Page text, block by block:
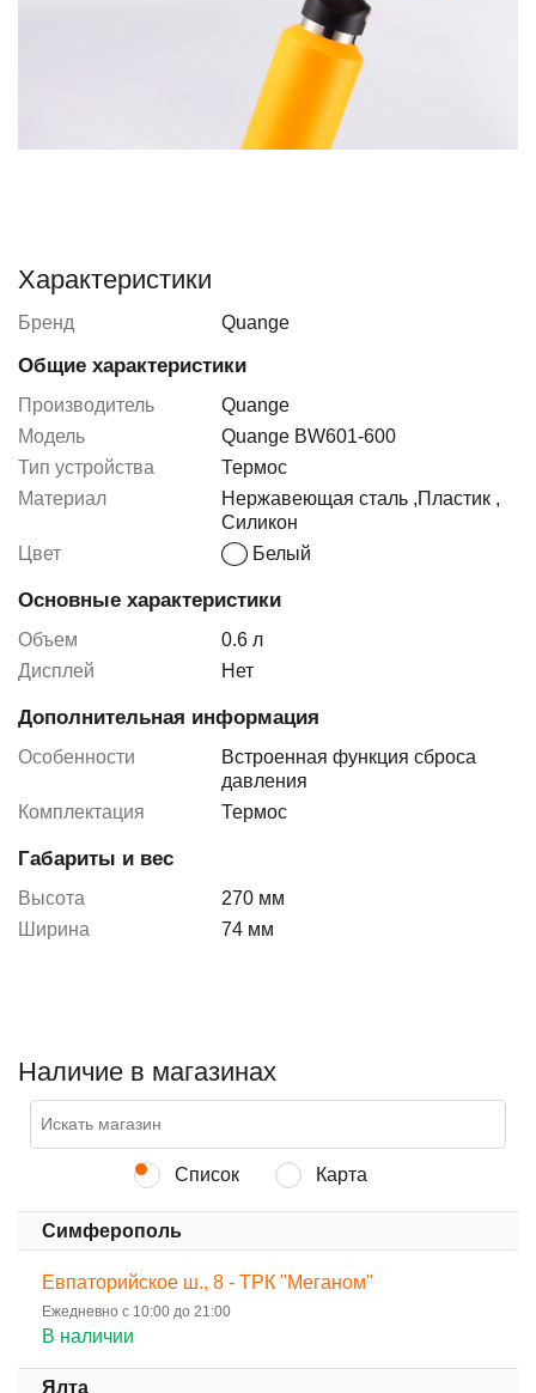
Характеристики
Бренд Quange
Общие характеристики
Производитель
Quange
Модель
Quange BW601-600
Тип устройства
Термос
Материал
Нержавеющая сталь ,Пластик ,
Силикон
Цвет
Белый
Основные характеристики
Объем
0.6 л
Дисплей
Нет
Дополнительная информация
Особенности
Встроенная функция сброса
давления
Комплектация
Термос
Габариты и вес
Высота
270 мм
Ширина
74 мм
Наличие в магазинах
Список Карта
Симферополь
Евпаторийское ш., 8 - ТРК "Меганом"
Ежедневно с 10:00 до 21:00
В наличии
Ялта